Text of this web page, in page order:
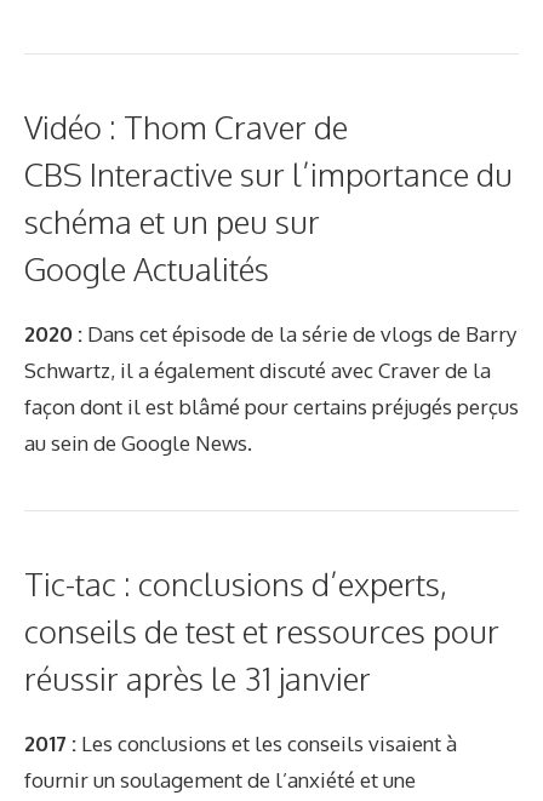
Vidéo : Thom Craver de
CBS Interactive sur l’importance du
schéma et un peu sur
Google Actualités
2020 : Dans cet épisode de la série de vlogs de Barry
Schwartz, il a également discuté avec Craver de la
façon dont il est blâmé pour certains préjugés perçus
au sein de Google News.
Tic-tac : conclusions d’experts,
conseils de test et ressources pour
réussir après le 31 janvier
2017 : Les conclusions et les conseils visaient à
fournir un soulagement de l’anxiété et une